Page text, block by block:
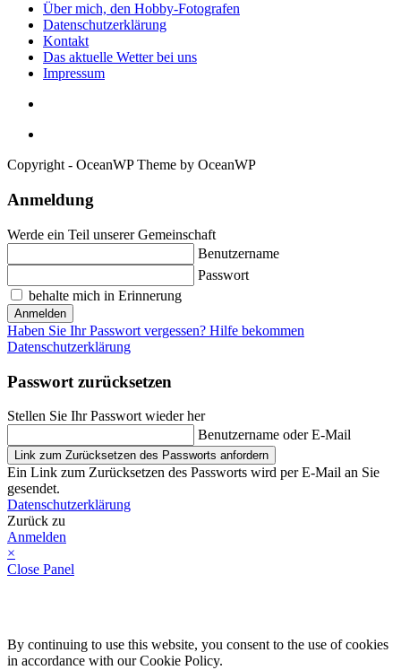
Über mich, den Hobby-Fotografen
Datenschutzerklärung
Kontakt
Das aktuelle Wetter bei uns
Impressum
Copyright - OceanWP Theme by OceanWP
Anmeldung
Werde ein Teil unserer Gemeinschaft
Benutzername
Passwort
behalte mich in Erinnerung
Anmelden
Haben Sie Ihr Passwort vergessen? Hilfe bekommen
Datenschutzerklärung
Passwort zurücksetzen
Stellen Sie Ihr Passwort wieder her
Benutzername oder E-Mail
Link zum Zurücksetzen des Passworts anfordern
Ein Link zum Zurücksetzen des Passworts wird per E-Mail an Sie
gesendet.
Datenschutzerklärung
Zurück zu
Anmelden
×
Close Panel
By continuing to use this website, you consent to the use of cookies
in accordance with our Cookie Policy.